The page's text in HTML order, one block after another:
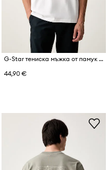
G-Star тениска мъжка от памук Applique gr
44,90 €